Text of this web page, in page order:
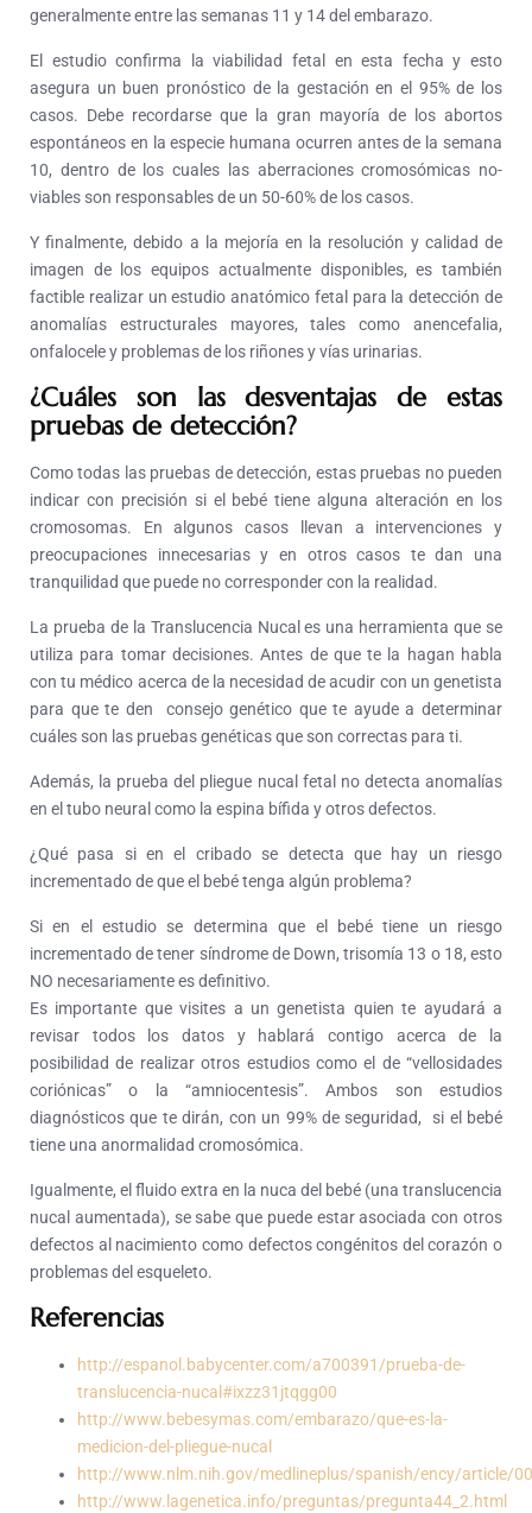
generalmente entre las semanas 11 y 14 del embarazo.
El estudio confirma la viabilidad fetal en esta fecha y esto
asegura un buen pronóstico de la gestación en el 95% de los
casos. Debe recordarse que la gran mayoría de los abortos
espontáneos en la especie humana ocurren antes de la semana
10, dentro de los cuales las aberraciones cromosómicas no-
viables son responsables de un 50-60% de los casos.
Y finalmente, debido a la mejoría en la resolución y calidad de
imagen de los equipos actualmente disponibles, es también
factible realizar un estudio anatómico fetal para la detección de
anomalías estructurales mayores, tales como anencefalia,
onfalocele y problemas de los riñones y vías urinarias.
¿Cuáles son las desventajas de estas
pruebas de detección?
Como todas las pruebas de detección, estas pruebas no pueden
indicar con precisión si el bebé tiene alguna alteración en los
cromosomas. En algunos casos llevan a intervenciones y
preocupaciones innecesarias y en otros casos te dan una
tranquilidad que puede no corresponder con la realidad.
La prueba de la Translucencia Nucal es una herramienta que se
utiliza para tomar decisiones. Antes de que te la hagan habla
con tu médico acerca de la necesidad de acudir con un genetista
para que te den consejo genético que te ayude a determinar
cuáles son las pruebas genéticas que son correctas para ti.
Además, la prueba del pliegue nucal fetal no detecta anomalías
en el tubo neural como la espina bífida y otros defectos.
¿Qué pasa si en el cribado se detecta que hay un riesgo
incrementado de que el bebé tenga algún problema?
Si en el estudio se determina que el bebé tiene un riesgo
incrementado de tener síndrome de Down, trisomía 13 o 18, esto
NO necesariamente es definitivo.
Es importante que visites a un genetista quien te ayudará a
revisar todos los datos y hablará contigo acerca de la
posibilidad de realizar otros estudios como el de “vellosidades
coriónicas” o la “amniocentesis”. Ambos son estudios
diagnósticos que te dirán, con un 99% de seguridad, si el bebé
tiene una anormalidad cromosómica.
Igualmente, el fluido extra en la nuca del bebé (una translucencia
nucal aumentada), se sabe que puede estar asociada con otros
defectos al nacimiento como defectos congénitos del corazón o
problemas del esqueleto.
Referencias
http://espanol.babycenter.com/a700391/prueba-de-
translucencia-nucal#ixzz31jtqgg00
http://www.bebesymas.com/embarazo/que-es-la-
medicion-del-pliegue-nucal
http://www.nlm.nih.gov/medlineplus/spanish/ency/article/
http://www.lagenetica.info/preguntas/pregunta44_2.html